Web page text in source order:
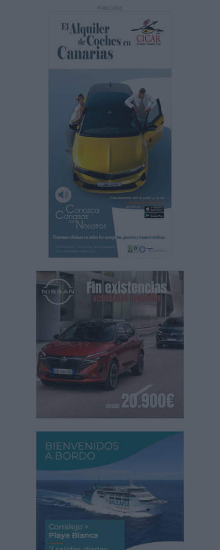
PUBLICIDAD